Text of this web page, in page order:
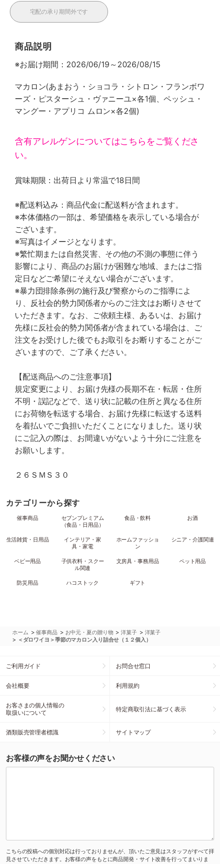
宅配の承り期間外です
商品説明
※お届け期間：2026/06/19～2026/08/15
マカロン(あまおう・ショコラ・シトロン・フランボワ
ーズ・ピスターシュ・ヴァニーユ×各1個、ペッシュ・
マングー・アプリコ ムロン×各2個)
含有アレルゲンについてはこちらをご覧くださ
い。
賞味期限：出荷日より常温で18日間
※配送料込み：商品代金に配送料が含まれます。
※本体価格の一部は、希望価格を表示している場合が
ございます。
※写真はイメージとなります。
※繁忙期または自然災害、その他の不測の事態に伴う
影響により、商品のお届けが困難な地域、またはご指
定日などご希望にそえない場合がございます。
※暴力団排除条例の施行及び警察からのご指導によ
り、反社会的勢力関係者からのご注文はお断りさせて
いただきます。なお、ご依頼主様、あるいは、お届け
先様に反社会的勢力関係者が含まれている場合は、ご
注文をお受けした後でもお取引をお断りすることがご
ざいますので、ご了承ください。
【配送商品へのご注意事項】
規定変更により、お届け先様の長期不在・転居・住所
不明・誤記などで、送り状に記載の住所と異なる住所
にお荷物を転送する場合、お届け先様に転送する送料
を着払いでご負担いただくことになりました。送り状
にご記入の際は、お間違いがないよう十分にご注意を
お願いします。
２６ＳＭＳ３０
カテゴリーから探す
催事商品
セブンプレミアム
（食品・日用品）
食品・飲料 お酒
生活雑貨・日用品
インテリア・家
具・家電
ホームファッショ
ン
シニア・介護関連
ベビー用品
子供衣料・スクー
ル関連
文房具・事務用品 ペット用品
防災用品 ハコストック ギフト
ホーム >催事商品 > お中元・夏の贈り物 >洋菓子 > 洋菓子
> ＜ダロワイヨ＞季節のマカロン入り詰合せ（１２個入）
ご利用ガイド お問合せ窓口
会社概要 利用規約
お客さまの個人情報の
取扱いについて
特定商取引法に基づく表示
酒類販売管理者標識 サイトマップ
お客様の声をお聞かせください
こちらの投稿への個別対応は行っておりませんが、頂いたご意見はスタッフがすべて拝
見させていただきます。お客様の声をもとに商品開発・サイト改善を行ってまいりま